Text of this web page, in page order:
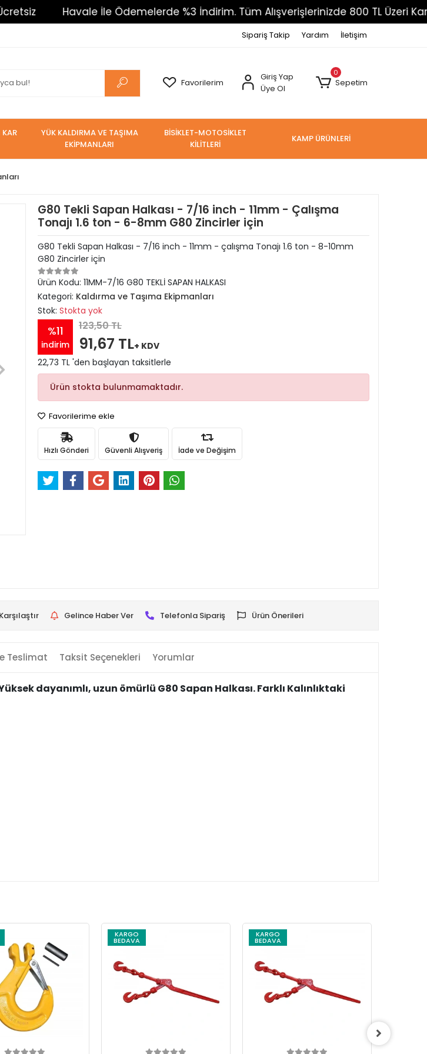
Havale İle Ödemelerde %3 İndirim. Tüm Alışverişlerinizde 800 TL Üzeri Kargo
Sipariş Takip Yardım İletişim
Favorilerim
Giriş Yap
Üye Ol
0
Sepetim
YÜK KALDIRMA VE TAŞIMA
EKİPMANLARI
BİSİKLET-MOTOSİKLET
KİLİTLERİ
KAMP ÜRÜNLERİ
G80 Tekli Sapan Halkası - 7/16 inch - 11mm - Çalışma
Tonajı 1.6 ton - 6-8mm G80 Zincirler için
G80 Tekli Sapan Halkası - 7/16 inch - 11mm - çalışma Tonajı 1.6 ton - 8-10mm
G80 Zincirler için
Ürün Kodu: 11MM-7/16 G80 TEKLİ SAPAN HALKASI
Kategori: Kaldırma ve Taşıma Ekipmanları
Stok: Stokta yok
%11
indirim
123,50 TL
91,67 TL+ KDV
22,73 TL 'den başlayan taksitlerle
Ürün stokta bulunmamaktadır.
Favorilerime ekle
Hızlı Gönderi Güvenli Alışveriş İade ve Değişim
Karşılaştır Gelince Haber Ver Telefonla Sipariş Ürün Önerileri
Teslimat Taksit Seçenekleri Yorumlar
dayanımlı, uzun ömürlü G80 Sapan Halkası. Farklı Kalınlıktaki
KARGO
BEDAVA
KARGO
BEDAVA